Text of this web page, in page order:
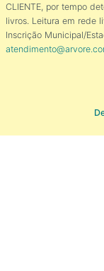
CLIENTE, por tempo
livros. Leitura em rede
Inscrição Municipal/